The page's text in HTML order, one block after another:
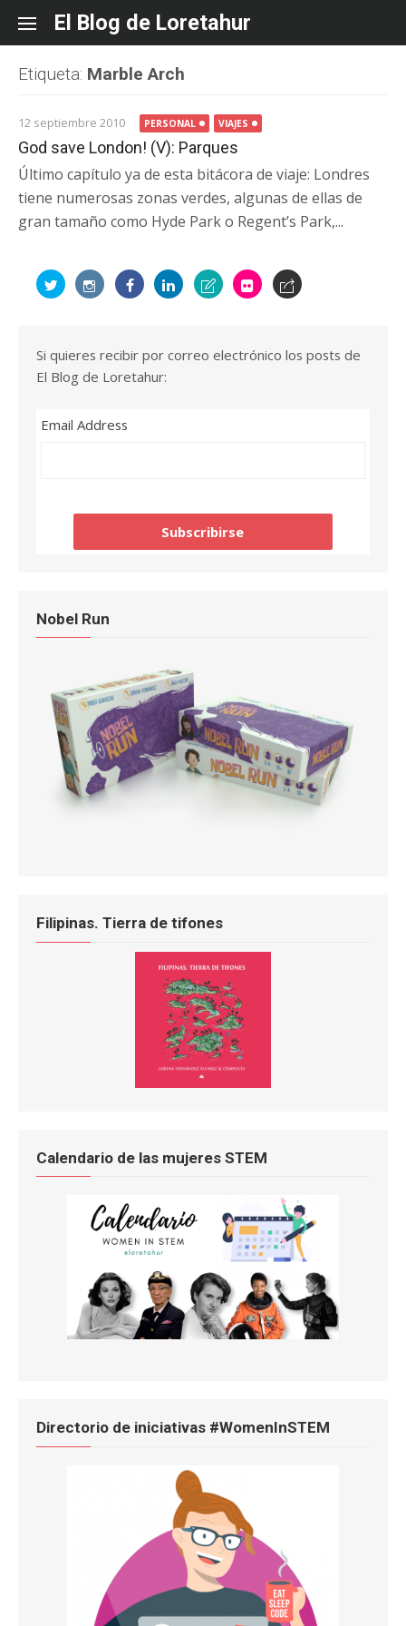
content
El Blog de Loretahur
Etiqueta: Marble Arch
12 septiembre 2010 PERSONAL VIAJES
God save London! (V): Parques
Último capítulo ya de esta bitácora de viaje: Londres
tiene numerosas zonas verdes, algunas de ellas de
gran tamaño como Hyde Park o Regent’s Park,...
Si quieres recibir por correo electrónico los posts de
El Blog de Loretahur:
Email Address
Nobel Run
Filipinas. Tierra de tifones
Calendario de las mujeres STEM
Directorio de iniciativas #WomenInSTEM